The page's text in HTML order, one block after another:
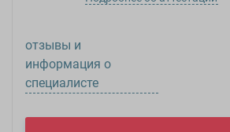
отзывы и
информация о
специалисте